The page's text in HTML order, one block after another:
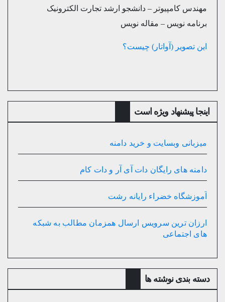
مهندس کامپیوتر – دانشجو ارشد تجارت الکترونیک
برنامه نویس – مقاله نویس
این تصویر (آواتار) چیست؟
اینجا پیشنهاد ویژه است
میزبانی وبسایت و خرید دامنه
دامنه های رایگان دات آی آر و دات کام
آموزشگاه خضراء رایانه رشت
ارزان ترین سرویس ارسال همزمان مطالب به شبکه
های اجتماعی
دسته بندی نوشته ها